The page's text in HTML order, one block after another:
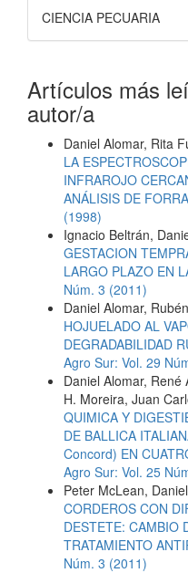
CIENCIA PECUARIA
Artículos más
autor/a
Daniel Alomar, Rita
LA
INFRAROJO
ANÁLISIS DE
(1998)
Ignacio Beltrán,
GESTACION
LARGO PLAZO EN
Núm. 3 (2011)
Daniel Alomar,
HOJUELADO AL
DEGRADABILIDAD
Agro Sur: Vol. 29
Daniel Alomar,
H. Moreira, Juan
QUIMICA Y
DE BALLICA
Concord) EN
Agro Sur: Vol. 25
Peter McLean,
CORDEROS CON
DESTETE: CAMBIO
TRATAMIENTO
Núm. 3 (2011)